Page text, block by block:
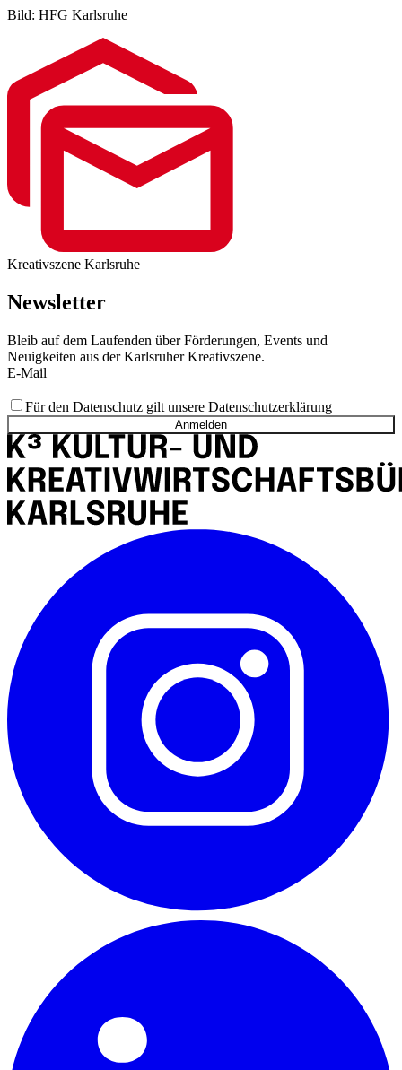
Bild: HFG Karlsruhe
Kreativszene Karlsruhe
Newsletter
Bleib auf dem Laufenden über Förderungen, Events und
Neuigkeiten aus der Karlsruher Kreativszene.
E-Mail
Für den Datenschutz gilt unsere Datenschutzerklärung
Anmelden